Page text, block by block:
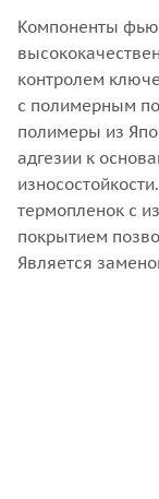
Компоненты
контролем
с полимерным
полимеры из
адгезии к
термопленок с
покрытием
Является